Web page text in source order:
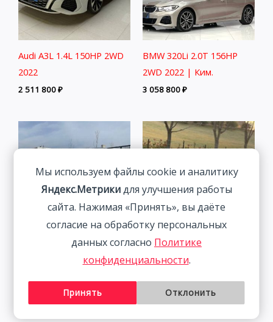
Audi A3L 1.4L 150HP 2WD
2022
2 511 800₽
BMW 320Li 2.0T 156HP
2WD 2022 | Ким.
3 058 800₽
Lexus NX200 Trendy
Edition 2.0L 150HP 4WD
2021
Mazda CX-5 2.0L 155HP
2WD 2021 | Пепел | Арт.
CA5218
2 541 800₽
Мы используем файлы cookie и аналитику
Яндекс.Метрикидля улучшения работы
сайта. Нажимая «Принять», вы даёте
согласие на обработку персональных
данных согласно Политике
конфиденциальности.
Принять Отклонить